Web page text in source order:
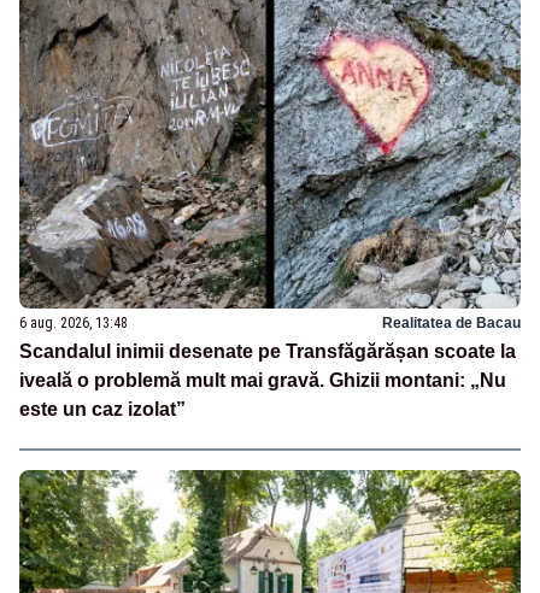
6 aug. 2026, 13:48 Realitatea de Bacau
Scandalul inimii desenate pe Transfăgărășan scoate la
iveală o problemă mult mai gravă. Ghizii montani: „Nu
este un caz izolat”